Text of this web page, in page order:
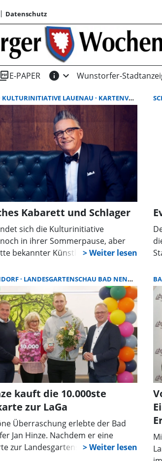
Datenschutz
E-PAPER info expand_more Wunstorfer-
KULTURINITIATIVE LAUENAU KARTENVORVERKAUF
Kabarett und Schlager
sich die Kulturinitiative
in ihrer Sommerpause, aber
bekannter Künstler werfen
des Kabarettisten Christoph
den Abend mit Götz Alsmann
am Montag, dem 8. Juni.
LANDESGARTENSCHAU BAD NENNDORF
kauft die 10.000ste
zur LaGa
Überraschung erlebte der Bad
Jan Hinze. Nachdem er eine
zur Landesgartenschau online